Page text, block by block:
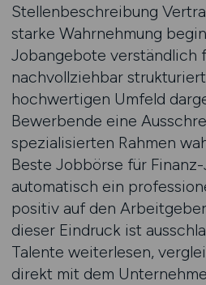
Stellenbeschreibung
starke Wahrnehmung
Jobangebote verständlich
nachvollziehbar
hochwertigen Umfeld
Bewerbende eine
spezialisierten Rahmen
Beste Jobbörse für
automatisch ein
positiv auf den
dieser Eindruck ist
Talente weiterlesen,
direkt mit dem